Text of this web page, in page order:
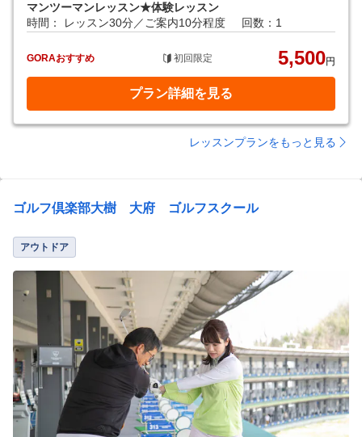
マンツーマンレッスン★体験レッスン
時間： レッスン30分／ご案内10分程度
回数：1
GORAおすすめ 初回限定 5,500円
プラン詳細を見る
レッスンプランをもっと見る
ゴルフ倶楽部大樹 大府 ゴルフスクール
アウトドア